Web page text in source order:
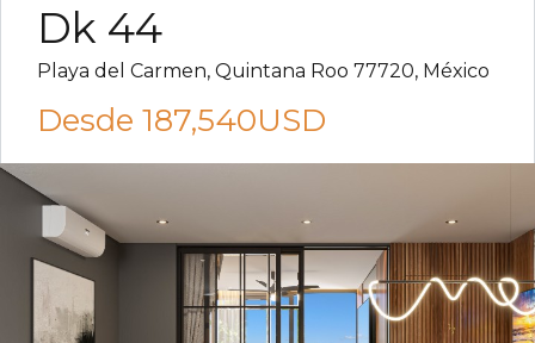
Dk 44
Playa del Carmen, Quintana Roo 77720, México
Desde 187,540USD